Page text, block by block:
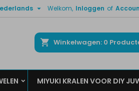
Welkom, Inloggen of

Winkelwagen 0
MIYUKI KRALEN VOOR DIY